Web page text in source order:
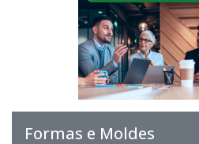
Formas e Moldes